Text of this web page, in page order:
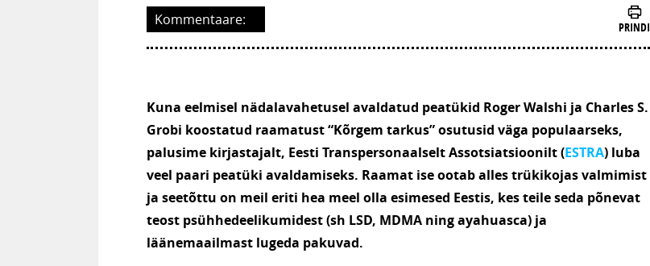
Kommentaare: PRINDI
Kuna eelmisel nädalavahetusel avaldatud peatükid Roger Walshi ja Charles S.
Grobi koostatud raamatust “Kõrgem tarkus” osutusid väga populaarseks,
palusime kirjastajalt, Eesti Transpersonaalselt Assotsiatsioonilt (ESTRA) luba
veel paari peatüki avaldamiseks. Raamat ise ootab alles trükikojas valmimist
ja seetõttu on meil eriti hea meel olla esimesed Eestis, kes teile seda põnevat
teost psühhedeelikumidest (sh LSD, MDMA ning ayahuasca) ja
läänemaailmast lugeda pakuvad.